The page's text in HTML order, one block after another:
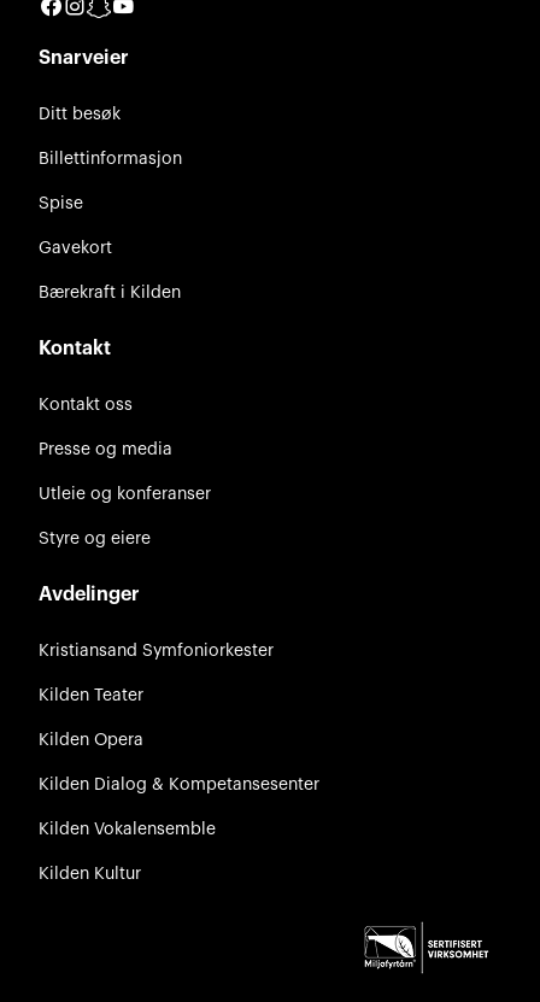
Facebook
Instagram
Snapchat
Snarveier
Ditt besøk
Billettinformasjon
Spise
Gavekort
Bærekraft i Kilden
Kontakt
Kontakt oss
Presse og media
Utleie og konferanser
Styre og eiere
Avdelinger
Kristiansand Symfoniorkester
Kilden Teater
Kilden Opera
Kilden Dialog & Kompetansesenter
Kilden Vokalensemble
Kilden Kultur